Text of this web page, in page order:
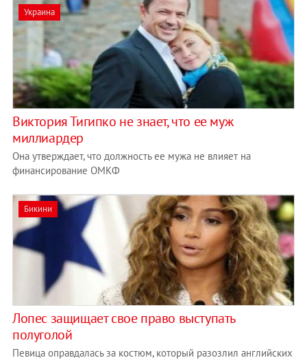
Украина
Виктория Тигипко не знает, что ее муж
миллиардер
Она утверждает, что должность ее мужа не влияет на
финансирование ОМКФ
Бикини
Лопес защищает свое право выступать
полуголой
Певица оправдалась за костюм, который разозлил английских